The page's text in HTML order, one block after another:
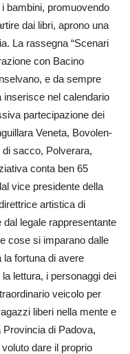
bambini, promuovendo
dai libri, aprono una
La rassegna “Scenari
con Bacino
e da sempre
nel calendario
partecipazione dei
Veneta, Bovo­len­
sacco, Polve­rara,
conta ben 65
vice presidente della
artistica di
dal legale rappresentante
cose si imparano dalle
la fortuna di avere
lettura, i personaggi dei
veicolo per
liberi nella mente e
di Padova,
dare il proprio